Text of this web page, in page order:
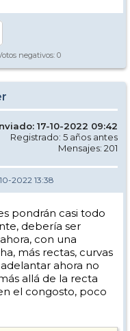
negativos: 0
17-10-2022 09:42
Registrado: 5 años antes
Mensajes: 201
2022 13:38
pondrán casi todo
debería ser
con una
más rectas, curvas
ahora no
allá de la recta
el congosto, poco